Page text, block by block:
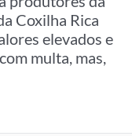
Coxilha Rica
elevados e
multa, mas,